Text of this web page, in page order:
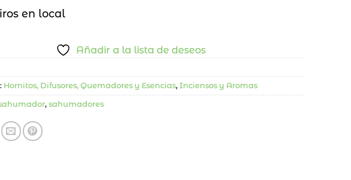
en local
Añadir a la lista de deseos
Hornitos, Difusores, Quemadores y Esencias, Inciensos y Aromas
, sahumadores